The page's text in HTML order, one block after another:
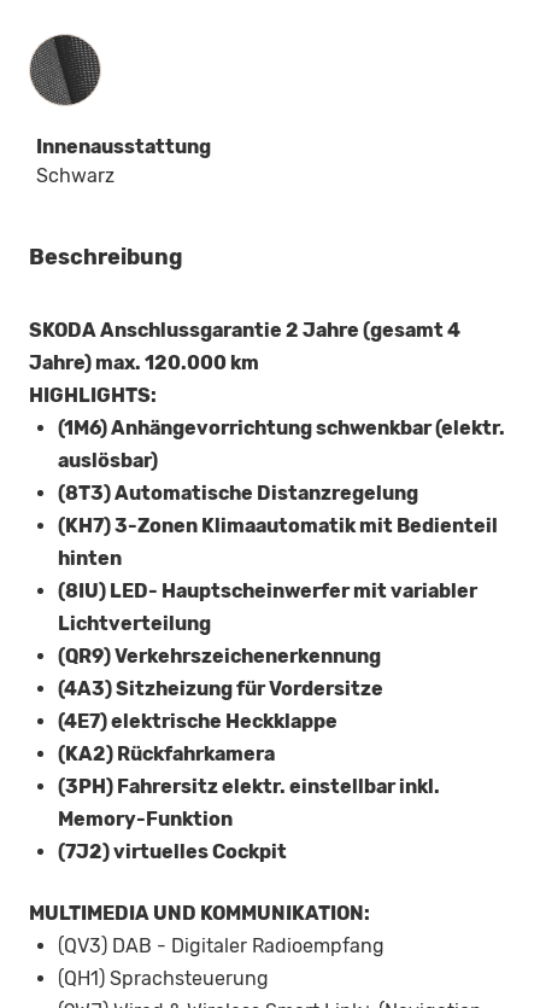
Innenausstattung
Innenausstattung
Schwarz
Beschreibung
SKODA Anschlussgarantie 2 Jahre (gesamt 4
Jahre) max. 120.000 km
HIGHLIGHTS:
(1M6) Anhängevorrichtung schwenkbar (elektr.
auslösbar)
(8T3) Automatische Distanzregelung
(KH7) 3-Zonen Klimaautomatik mit Bedienteil
hinten
(8IU) LED- Hauptscheinwerfer mit variabler
Lichtverteilung
(QR9) Verkehrszeichenerkennung
(4A3) Sitzheizung für Vordersitze
(4E7) elektrische Heckklappe
(KA2) Rückfahrkamera
(3PH) Fahrersitz elektr. einstellbar inkl.
Memory-Funktion
(7J2) virtuelles Cockpit
MULTIMEDIA UND KOMMUNIKATION:
(QV3) DAB - Digitaler Radioempfang
(QH1) Sprachsteuerung